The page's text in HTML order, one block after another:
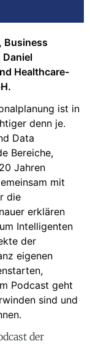
Business
Daniel
Healthcare-
ist in
denn je.
Data
Bereiche,
Jahren
mit
die
erklären
Intelligenten
der
eigenen
Podcast geht
sind und
der